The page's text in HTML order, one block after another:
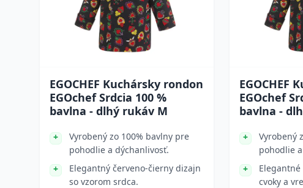
EGOCHEF Kuchársky rondon
EGOchef Srdcia 100 %
bavlna - dlhý rukáv M
Vyrobený zo 100% bavlny pre
pohodlie a dýchanlivosť.
Elegantný červeno-čierny dizajn
so vzorom srdca.
EGOCHEF
EGOchef
bavlna -
Vyrobený
pohodlie
cvoky a